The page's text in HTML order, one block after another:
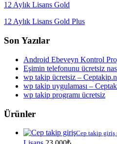
12 Aylık Lisans Gold
12 Aylık Lisans Gold Plus
Son Yazılar
Android Ebeveyn Kontrol
Eşimin telefonunu ücretsiz
wp takip ücretsiz –
wp takip uygulaması –
wp takip programı ücretsiz
Ürünler
Cep takip giriş